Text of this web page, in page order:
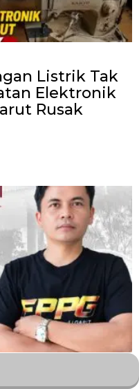
Listrik Tak
Elektronik
Rusak